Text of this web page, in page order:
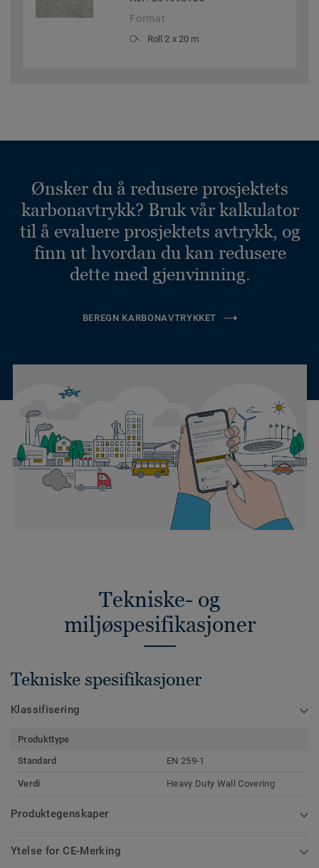
Format
Roll 2 x 20 m
Ønsker du å redusere prosjektets
karbonavtrykk? Bruk vår kalkulator
til å evaluere prosjektets avtrykk, og
finn ut hvordan du kan redusere
dette med gjenvinning.
BEREGN KARBONAVTRYKKET
Tekniske- og
miljøspesifikasjoner
Tekniske spesifikasjoner
Klassifisering
Produkttype
Standard
EN 259-1
Verdi Heavy Duty Wall Covering
Produktegenskaper
Ytelse for CE-Merking